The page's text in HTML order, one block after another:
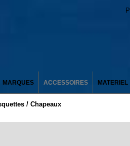
MARQUES ACCESSOIRES MATERIEL
/ Chapeaux